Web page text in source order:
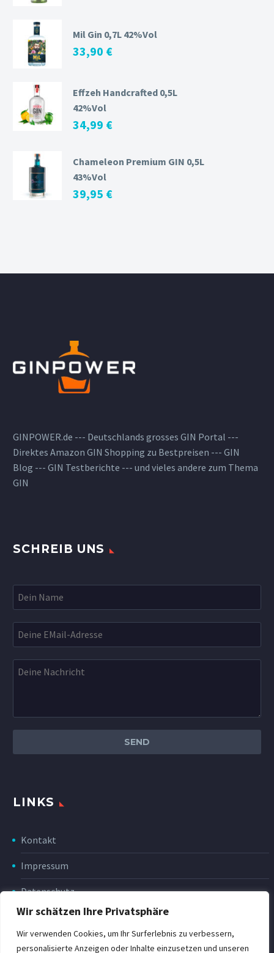
Wir schätzen Ihre Privatsphäre
Wir verwenden Cookies, um Ihr Surferlebnis zu verbessern,
personalisierte Anzeigen oder Inhalte einzusetzen und unseren
Mil Gin 0,7L 42%Vol
33,90 €
Effzeh Handcrafted 0,5L
42%Vol
34,99 €
Chameleon Premium GIN 0,5L
43%Vol
39,95 €
GINPOWER.de --- Deutschlands grosses GIN Portal ---
Direktes Amazon GIN Shopping zu Bestpreisen --- GIN
Blog --- GIN Testberichte --- und vieles andere zum Thema
GIN
SCHREIB UNS
LINKS
Kontakt
Impressum
Datenschutz
Disclaimer
Rückgabe & Erstattung